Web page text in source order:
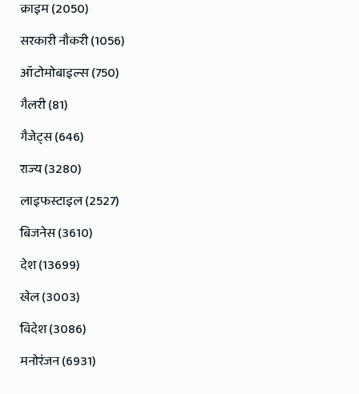
क्राइम (2050)
सरकारी नौकरी (1056)
ऑटोमोबाइल्स (750)
गैलरी (81)
गैजेट्स (646)
राज्य (3280)
लाइफस्टाइल (2527)
बिजनेस (3610)
देश (13699)
खेल (3003)
विदेश (3086)
मनोरंजन (6931)